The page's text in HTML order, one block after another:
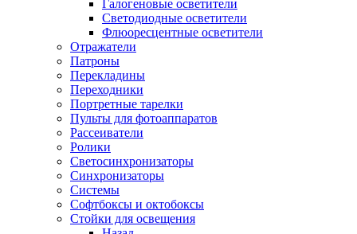
Галогеновые осветители
Светодиодные осветители
Флюоресцентные осветители
Отражатели
Патроны
Перекладины
Переходники
Портретные тарелки
Пульты для фотоаппаратов
Рассеиватели
Ролики
Светосинхронизаторы
Синхронизаторы
Системы
Софтбоксы и октобоксы
Стойки для освещения